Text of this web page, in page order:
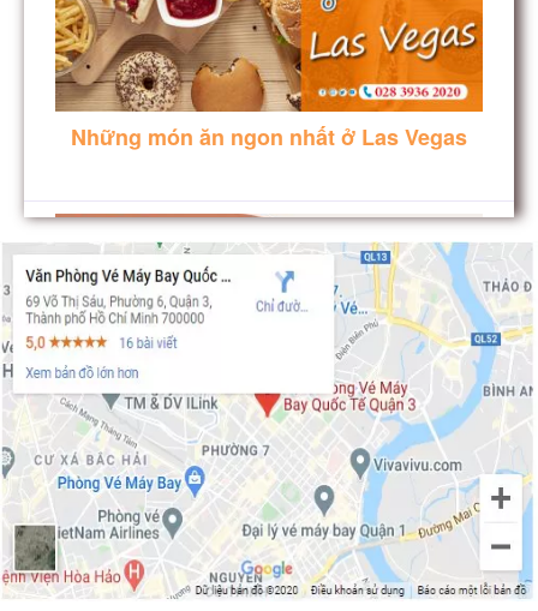
Những món ăn ngon nhất ở Las Vegas
NHỮNG KHÁCH SẠN TỐT NHẤT TẠI LAS
VEGAS